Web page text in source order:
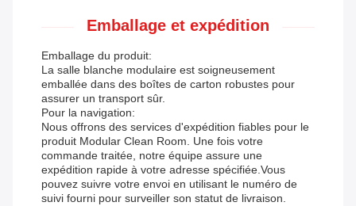
Emballage et expédition
Emballage du produit:
La salle blanche modulaire est soigneusement
emballée dans des boîtes de carton robustes pour
assurer un transport sûr.
Pour la navigation:
Nous offrons des services d'expédition fiables pour le
produit Modular Clean Room. Une fois votre
commande traitée, notre équipe assure une
expédition rapide à votre adresse spécifiée.Vous
pouvez suivre votre envoi en utilisant le numéro de
suivi fourni pour surveiller son statut de livraison.